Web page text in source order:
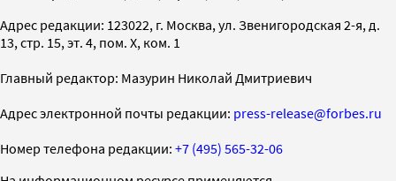
Адрес редакции: 123022, г. Москва, ул. Звенигородская 2-я, д.
13, стр. 15, эт. 4, пом. X, ком. 1
Главный редактор: Мазурин Николай Дмитриевич
Адрес электронной почты редакции: press-release@forbes.ru
Номер телефона редакции: +7 (495) 565-32-06